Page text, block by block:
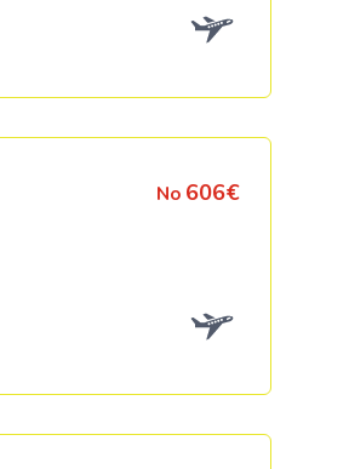
No 606€